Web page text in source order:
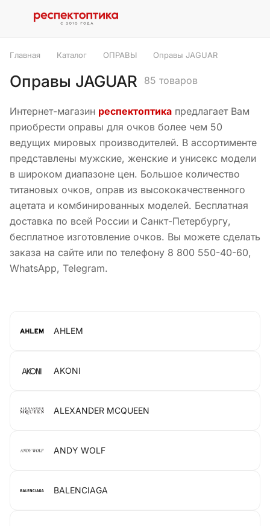
Главная Каталог ОПРАВЫ Оправы JAGUAR
Оправы JAGUAR 85 товаров
Интернет-магазин респектоптика предлагает Вам
приобрести оправы для очков более чем 50
ведущих мировых производителей. В ассортименте
представлены мужские, женские и унисекс модели
в широком диапазоне цен. Большое количество
титановых очков, оправ из высококачественного
ацетата и комбинированных моделей. Бесплатная
доставка по всей России и Санкт-Петербургу,
бесплатное изготовление очков. Вы можете сделать
заказа на сайте или по телефону 8 800 550-40-60,
WhatsApp, Telegram.
AHLEM
AKONI
ALEXANDER MCQUEEN
ANDY WOLF
BALENCIAGA